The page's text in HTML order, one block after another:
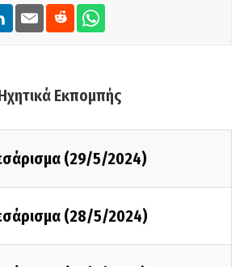
Εκπομπής
(29/5/2024)
(28/5/2024)